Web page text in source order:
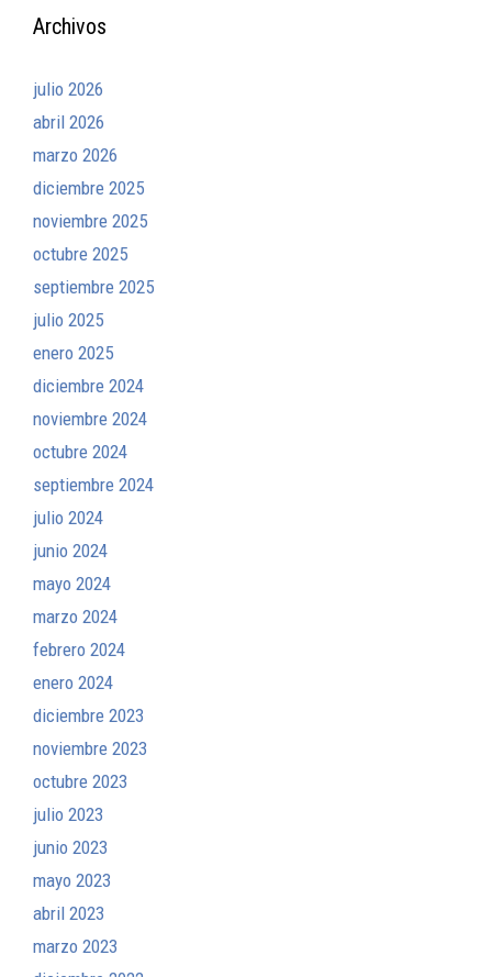
Archivos
julio 2026
abril 2026
marzo 2026
diciembre 2025
noviembre 2025
octubre 2025
septiembre 2025
julio 2025
enero 2025
diciembre 2024
noviembre 2024
octubre 2024
septiembre 2024
julio 2024
junio 2024
mayo 2024
marzo 2024
febrero 2024
enero 2024
diciembre 2023
noviembre 2023
octubre 2023
julio 2023
junio 2023
mayo 2023
abril 2023
marzo 2023